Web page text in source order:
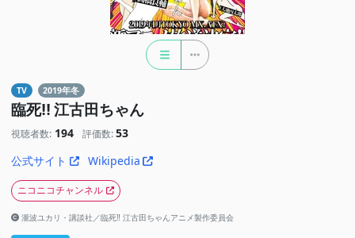
TV 2019年冬
臨死!! 江古田ちゃん
視聴者数: 194 評価数: 53
公式サイト
Wikipedia
ニコニコチャンネル
瀧波ユカリ・講談社／臨死‼ 江古田ちゃんアニメ製作委員会